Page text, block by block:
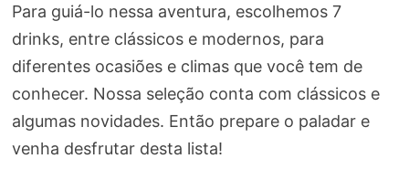
Para guiá-lo nessa aventura, escolhemos 7
drinks, entre clássicos e modernos, para
diferentes ocasiões e climas que você tem de
conhecer. Nossa seleção conta com clássicos e
algumas novidades. Então prepare o paladar e
venha desfrutar desta lista!